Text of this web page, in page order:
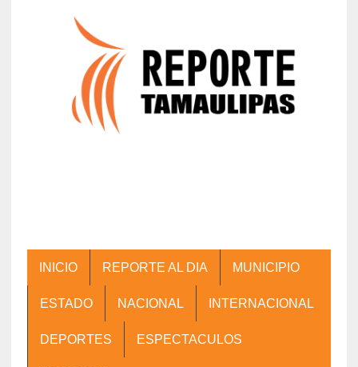
INICIO REPORTE AL DIA MUNICIPIO
ESTADO NACIONAL INTERNACIONAL
DEPORTES ESPECTACULOS